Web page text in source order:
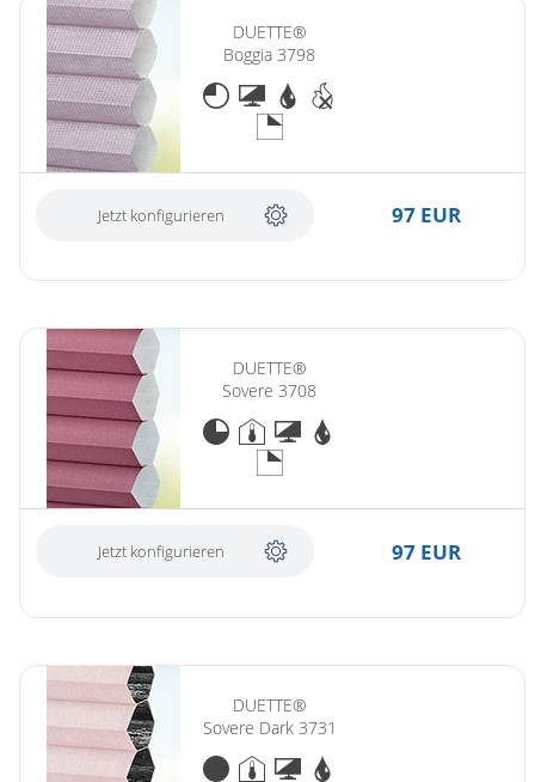
DUETTE®
Boggia 3798
Jetzt konfigurieren 97 EUR
DUETTE®
Sovere 3708
Jetzt konfigurieren 97 EUR
DUETTE®
Sovere Dark 3731